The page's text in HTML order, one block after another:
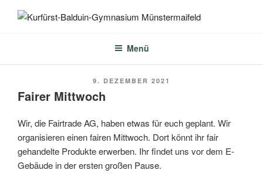
Inhalt
Menü
VERÖFFENTLICHT
AM
9. DEZEMBER 2021
Fairer Mittwoch
Wir, die Fairtrade AG, haben etwas für euch geplant. Wir
organisieren einen fairen Mittwoch. Dort könnt ihr fair
gehandelte Produkte erwerben. Ihr findet uns vor dem E-
Gebäude in der ersten großen Pause.